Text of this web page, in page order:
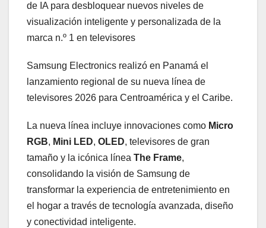
de IA para desbloquear nuevos niveles de
visualización inteligente y personalizada de la
marca n.º 1 en televisores
Samsung Electronics realizó en Panamá el
lanzamiento regional de su nueva línea de
televisores 2026 para Centroamérica y el Caribe.
La nueva línea incluye innovaciones como Micro
RGB, Mini LED, OLED, televisores de gran
tamaño y la icónica línea The Frame,
consolidando la visión de Samsung de
transformar la experiencia de entretenimiento en
el hogar a través de tecnología avanzada, diseño
y conectividad inteligente.